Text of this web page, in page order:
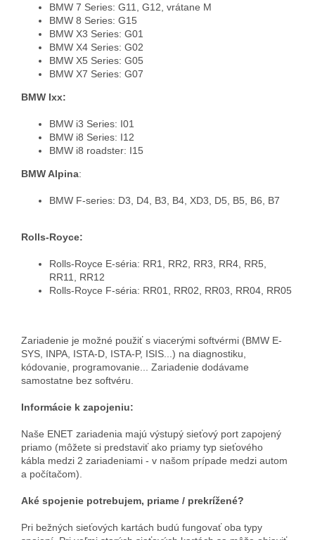
BMW 7 Series: G11, G12, vrátane M
BMW 8 Series: G15
BMW X3 Series: G01
BMW X4 Series: G02
BMW X5 Series: G05
BMW X7 Series: G07
BMW Ixx:
BMW i3 Series: I01
BMW i8 Series: I12
BMW i8 roadster: I15
BMW Alpina:
BMW F-series: D3, D4, B3, B4, XD3, D5, B5, B6, B7
Rolls-Royce:
Rolls-Royce E-séria: RR1, RR2, RR3, RR4, RR5,
RR11, RR12
Rolls-Royce F-séria: RR01, RR02, RR03, RR04, RR05
Zariadenie je možné použiť s viacerými softvérmi (BMW E-
SYS, INPA, ISTA-D, ISTA-P, ISIS...) na diagnostiku,
kódovanie, programovanie... Zariadenie dodávame
samostatne bez softvéru.
Informácie k zapojeniu:
Naše ENET zariadenia majú výstupý sieťový port zapojený
priamo (môžete si predstaviť ako priamy typ sieťového
kábla medzi 2 zariadeniami - v našom prípade medzi autom
a počítačom).
Aké spojenie potrebujem, priame / prekrížené?
Pri bežných sieťových kartách budú fungovať oba typy